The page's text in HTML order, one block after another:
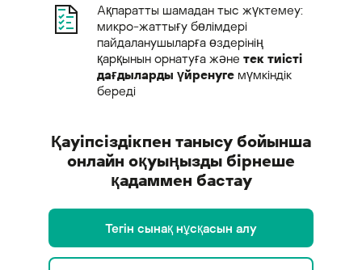
Ақпаратты шамадан тыс жүктемеу:
микро-жаттығу бөлімдері
пайдаланушыларға өздерінің
қарқынын орнатуға және тек тиісті
дағдыларды үйренуге мүмкіндік
береді
Қауіпсіздікпен танысу бойынша
онлайн оқуыңызды бірнеше
қадаммен бастау
Тегін сынақ нұсқасын алу